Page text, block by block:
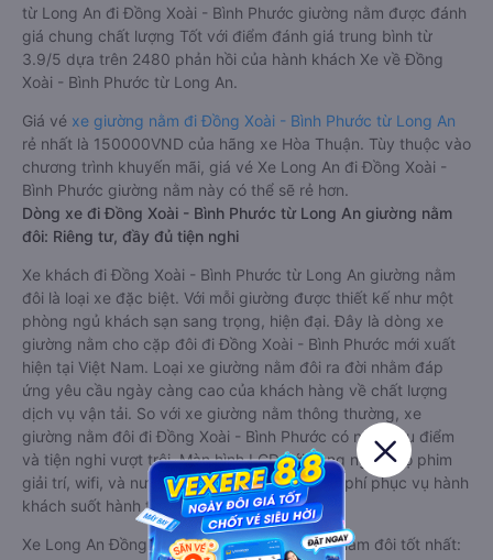
từ Long An đi Đồng Xoài - Bình Phước giường nằm được đánh
giá chung chất lượng Tốt với điểm đánh giá trung bình từ
3.9/5 dựa trên 2480 phản hồi của hành khách Xe về Đồng
Xoài - Bình Phước từ Long An.
Giá vé xe giường nằm đi Đồng Xoài - Bình Phước từ Long An
rẻ nhất là 150000VND của hãng xe Hòa Thuận. Tùy thuộc vào
chương trình khuyến mãi, giá vé Xe Long An đi Đồng Xoài -
Bình Phước giường nằm này có thể sẽ rẻ hơn.
Dòng xe đi Đồng Xoài - Bình Phước từ Long An giường nằm
đôi: Riêng tư, đầy đủ tiện nghi
Xe khách đi Đồng Xoài - Bình Phước từ Long An giường nằm
đôi là loại xe đặc biệt. Với mỗi giường được thiết kế như một
phòng ngủ khách sạn sang trọng, hiện đại. Đây là dòng xe
giường nằm cho cặp đôi đi Đồng Xoài - Bình Phước mới xuất
hiện tại Việt Nam. Loại xe giường nằm đôi ra đời nhằm đáp
ứng yêu cầu ngày càng cao của khách hàng về chất lượng
dịch vụ vận tải. So với xe giường nằm thông thường, xe
giường nằm đôi đi Đồng Xoài - Bình Phước có nhiều ưu điểm
và tiện nghi vượt trội. Màn hình LCD với hàng nghìn bộ phim
giải trí, wifi, và nước uống và chăn đắp miễn phí phục vụ hành
khách suốt hành trình.
Xe Long An Đồng Xoài - Bình Phước giường nằm đôi tốt nhất: